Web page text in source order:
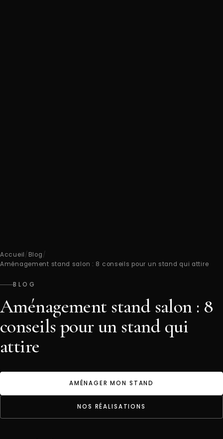
Accueil/ Blog/
Aménagement stand salon : 8 conseils pour un stand qui attire
BLOG
Aménagement stand salon : 8
conseils pour un stand qui
attire
AMÉNAGER MON STAND
NOS RÉALISATIONS